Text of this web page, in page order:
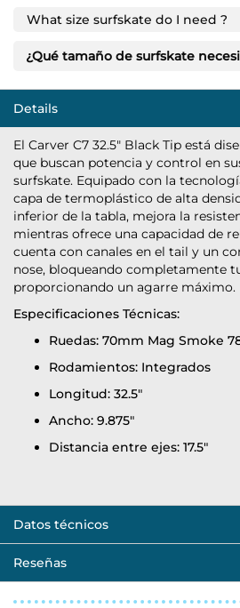
What size surfskate do I need ?
¿Qué tamaño de surfskate
Details
El Carver C7 32.5" Black Tip está
que buscan potencia y control en
surfskate. Equipado con la
capa de termoplástico de alta
inferior de la tabla, mejora la
mientras ofrece una capacidad de
cuenta con canales en el tail y un
nose, bloqueando completamente
proporcionando un agarre máximo.
Especificaciones Técnicas:
Ruedas: 70mm Mag Smoke
Rodamientos: Integrados
Longitud: 32.5"
Ancho: 9.875"
Distancia entre ejes: 17.5"
Datos técnicos
Reseñas